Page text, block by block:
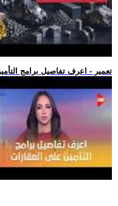
.. تعمير - اعرف تفاصيل برامج